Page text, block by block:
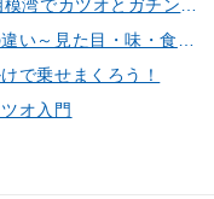
で乗せまくろう！
オ入門